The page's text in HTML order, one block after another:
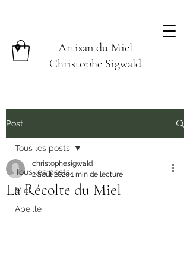
Artisan du Miel
Christophe Sigwald
Post
Tous les posts
Miel
Abeille
Tous les posts
La Récolte du Miel
christophesigwald
2 août 20201 min de lecture